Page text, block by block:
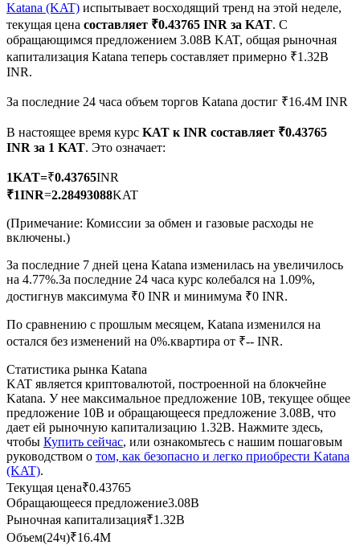
Фьючерсы на COIN-M
Криптовалютные фьючерсы
Деривативы на акции, форекс, драгоценные металлы и
USDC фьючерсы
обеспечения
Копирование торговли
Katana (KAT) испытывает восходящий тренд на этой неделе,
текущая цена составляет ₹0.43765 INR за KAT. С
обращающимся предложением 3.08B KAT, общая рыночная
капитализация Katana теперь составляет примерно ₹1.32B
INR.
За последние 24 часа объем торгов Katana достиг ₹16.4M INR
В настоящее время курс KAT к INR составляет ₹0.43765
INR за 1 KAT. Это означает:
1KAT=₹0.43765INR
₹1INR=2.28493088KAT
(Примечание: Комиссии за обмен и газовые расходы не
включены.)
За последние 7 дней цена Katana изменилась на увеличилось
на 4.77%.За последние 24 часа курс колебался на 1.09%,
достигнув максимума ₹0 INR и минимума ₹0 INR.
По сравнению с прошлым месяцем, Katana изменился на
остался без изменений на 0%.квартира от ₹-- INR.
Статистика рынка Katana
KAT является криптовалютой, построенной на блокчейне
Katana. У нее максимальное предложение 10B, текущее общее
предложение 10B и обращающееся предложение 3.08B, что
дает ей рыночную капитализацию 1.32B. Нажмите здесь,
чтобы Купить сейчас, или ознакомьтесь с нашим пошаговым
руководством о том, как безопасно и легко приобрести Katana
(KAT).
Текущая цена₹0.43765
Обращающееся предложение3.08B
Рыночная капитализация₹1.32B
Объем(24ч)₹16.4M